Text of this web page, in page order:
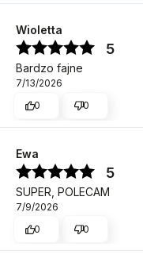
Wioletta
5
Bardzo fajne
7/13/2026
0
0
Ewa
5
SUPER, POLECAM
7/9/2026
0
0